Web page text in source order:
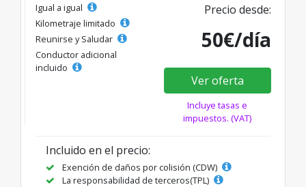
Igual a igual
Kilometraje limitado
Reunirse y Saludar
Conductor adicional
incluido
Precio desde:
50€/día
Ver oferta
Incluye tasas e
impuestos. (VAT)
Incluido en el precio:
Exención de daños por colisión (CDW)
La responsabilidad de terceros(TPL)